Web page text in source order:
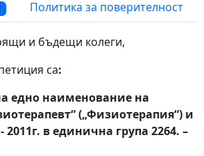
Политика за поверителност
и бъдещи колеги,
са:
едно наименование на
(„Физиотерапия“) и
в единична група 2264. –